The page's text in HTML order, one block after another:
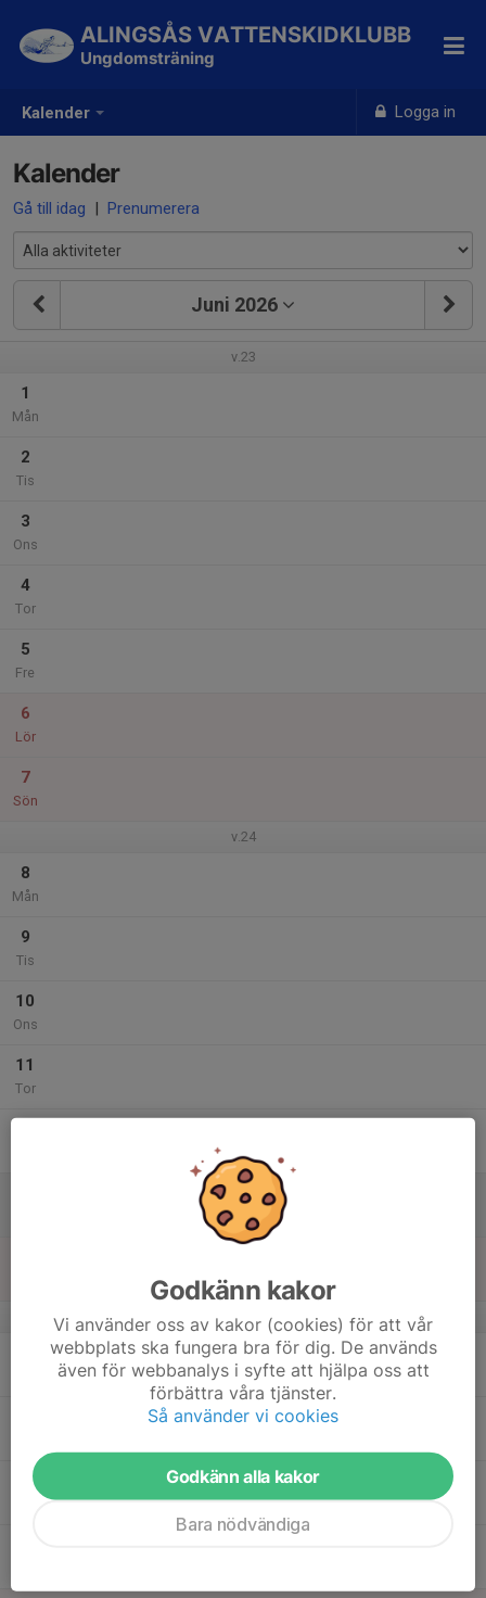
Kalender Logga in
ALINGSÅS VATTENSKIDKLUBB
Ungdomsträning
Kalender
Gå till idag | Prenumerera
Juni 2026
v.23
1
Mån
2
Tis
3
Ons
4
Tor
5
Fre
6
Lör
7
Sön
v.24
8
Mån
9
Tis
10
Ons
11
Tor
v.25
17
Godkänn kakor
Vi använder oss av kakor (cookies) för att vår
webbplats ska fungera bra för dig. De används
även för webbanalys i syfte att hjälpa oss att
förbättra våra tjänster.
Så använder vi cookies
Godkänn alla kakor
Bara nödvändiga